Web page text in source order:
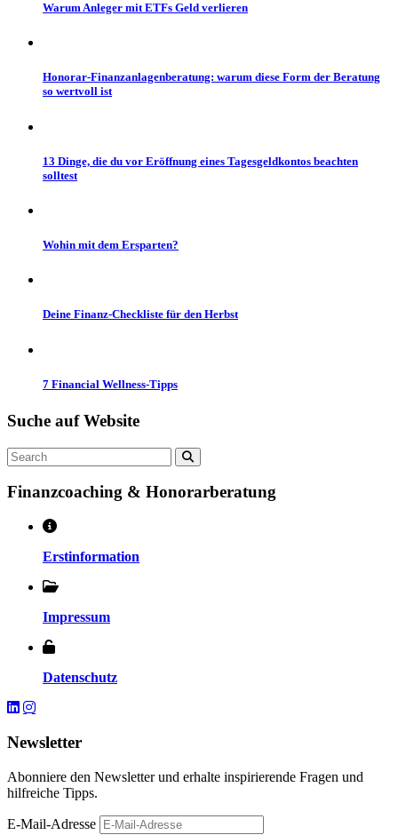
Warum Anleger mit ETFs Geld verlieren
Honorar-Finanzanlagenberatung: warum diese Form der Beratung
so wertvoll ist
13 Dinge, die du vor Eröffnung eines Tagesgeldkontos beachten
solltest
Wohin mit dem Ersparten?
Deine Finanz-Checkliste für den Herbst
7 Financial Wellness-Tipps
Suche aufWebsite
Search
Finanzcoaching & Honorarberatung
Erstinformation
Impressum
Datenschutz
Newsletter
Abonniere den Newsletter und erhalte inspirierende Fragen und
hilfreiche Tipps.
E-Mail-Adresse